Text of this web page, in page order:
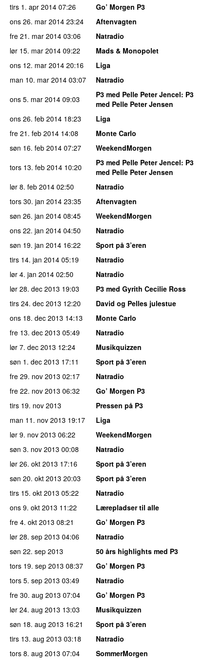
tirs 1. apr 2014 07:26
Go’ Morgen P3
ons 26. mar 2014 23:24
Aftenvagten
fre 21. mar 2014 03:06
Natradio
lør 15. mar 2014 09:22
Mads & Monopolet
ons 12. mar 2014 20:16
Liga
man 10. mar 2014 03:07
Natradio
ons 5. mar 2014 09:03 P3 med Pelle Peter Jencel: P3
med Pelle Peter Jensen
ons 26. feb 2014 18:23
Liga
fre 21. feb 2014 14:08
Monte Carlo
søn 16. feb 2014 07:27
WeekendMorgen
tors 13. feb 2014 10:20 P3 med Pelle Peter Jencel: P3
med Pelle Peter Jensen
lør 8. feb 2014 02:50
Natradio
tors 30. jan 2014 23:35
Aftenvagten
søn 26. jan 2014 08:45
WeekendMorgen
ons 22. jan 2014 04:50
Natradio
søn 19. jan 2014 16:22
Sport på 3’eren
tirs 14. jan 2014 05:19
Natradio
lør 4. jan 2014 02:50
Natradio
lør 28. dec 2013 19:03
P3 med Gyrith Cecilie Ross
tirs 24. dec 2013 12:20
David og Pelles julestue
ons 18. dec 2013 14:13
Monte Carlo
fre 13. dec 2013 05:49
Natradio
lør 7. dec 2013 12:24
Musikquizzen
søn 1. dec 2013 17:11
Sport på 3’eren
fre 29. nov 2013 02:17
Natradio
fre 22. nov 2013 06:32
Go’ Morgen P3
tirs 19. nov 2013
Pressen på P3
man 11. nov 2013 19:17
Liga
lør 9. nov 2013 06:22
WeekendMorgen
søn 3. nov 2013 00:08
Natradio
lør 26. okt 2013 17:16
Sport på 3’eren
søn 20. okt 2013 20:03
Sport på 3’eren
tirs 15. okt 2013 05:22
Natradio
ons 9. okt 2013 11:22
Lærepladser til alle
fre 4. okt 2013 08:21
Go’ Morgen P3
lør 28. sep 2013 04:06
Natradio
søn 22. sep 2013
50 års highlights med P3
tors 19. sep 2013 08:37
Go’ Morgen P3
tors 5. sep 2013 03:49
Natradio
fre 30. aug 2013 07:04
Go’ Morgen P3
lør 24. aug 2013 13:03
Musikquizzen
søn 18. aug 2013 16:21
Sport på 3’eren
tirs 13. aug 2013 03:18
Natradio
tors 8. aug 2013 07:04
SommerMorgen